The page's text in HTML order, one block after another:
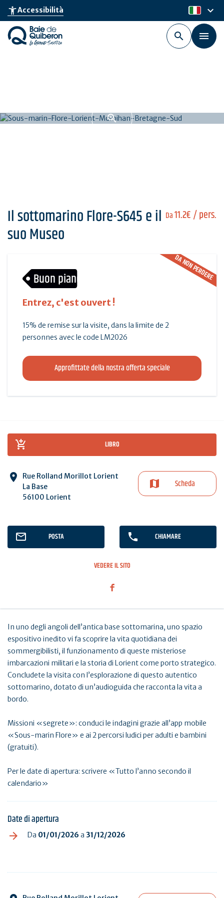
Skip
main
content
accessibility_newAccessibilità it
keyboard_arrow_down
Da11.2€/ pers.
Il sottomarino Flore-S645 e il
suo Museo
DA NON PERDERE
Buon piano
Entrez, c'est ouvert !
15% de remise sur la visite, dans la limite de 2
personnes avec le code LM2026
Approfittate della nostra offerta speciale
LIBRO
Rue Rolland Morillot Lorient
La Base
56100 Lorient
Scheda
POSTA CHIAMARE
VEDERE IL SITO
In uno degli angoli dell’antica base sottomarina, uno spazio
espositivo inedito vi fa scoprire la vita quotidiana dei
sommergibilisti, il funzionamento di queste misteriose
imbarcazioni militari e la storia di Lorient come porto strategico.
Concludete la visita con l’esplorazione di questo autentico
sottomarino, dotato di un’audioguida che racconta la vita a
bordo.
Missioni «segrete»: conduci le indagini grazie all’app mobile
«Sous-marin Flore» e ai 2 percorsi ludici per adulti e bambini
(gratuiti).
Per le date di apertura: scrivere «Tutto l’anno secondo il
calendario»
Date di apertura
Da 01/01/2026 a 31/12/2026